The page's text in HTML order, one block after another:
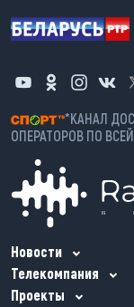
*КАНАЛ
ОПЕРАТОРОВ ПО
Новости
Телекомпания
Проекты